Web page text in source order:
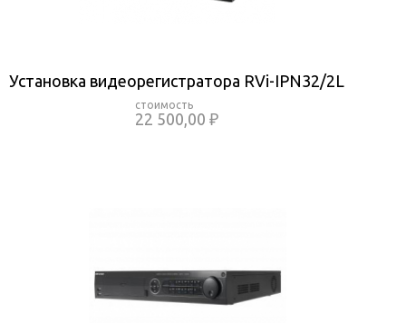
Установка видеорегистратора RVi-IPN32/2L
22 500,00 ₽